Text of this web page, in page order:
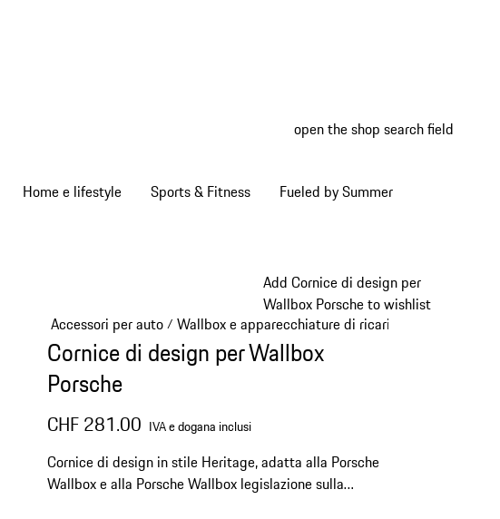
open the shop search field
Home e lifestyle Sports & Fitness Fueled by Summer
Add Cornice di design per
Wallbox Porsche to wishlist
Accessori per auto/ Wallbox e apparecchiature di ricarica
Cornice di design per Wallbox
Porsche
CHF 281.00 IVA e dogana inclusi
Cornice di design in stile Heritage, adatta alla Porsche
Wallbox e alla Porsche Wallbox legislazione sulla